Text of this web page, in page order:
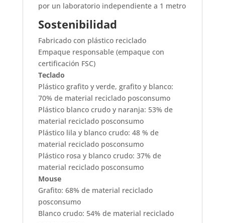
por un laboratorio independiente a 1 metro
Sostenibilidad
Fabricado con plástico reciclado
Empaque responsable (empaque con
certificación FSC)
Teclado
Plástico grafito y verde, grafito y blanco:
70% de material reciclado posconsumo
Plástico blanco crudo y naranja: 53% de
material reciclado posconsumo
Plástico lila y blanco crudo: 48 % de
material reciclado posconsumo
Plástico rosa y blanco crudo: 37% de
material reciclado posconsumo
Mouse
Grafito: 68% de material reciclado
posconsumo
Blanco crudo: 54% de material reciclado